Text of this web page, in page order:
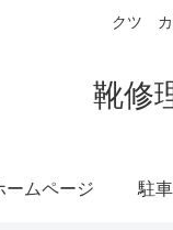
クツ カ
靴修
ームページ 駐